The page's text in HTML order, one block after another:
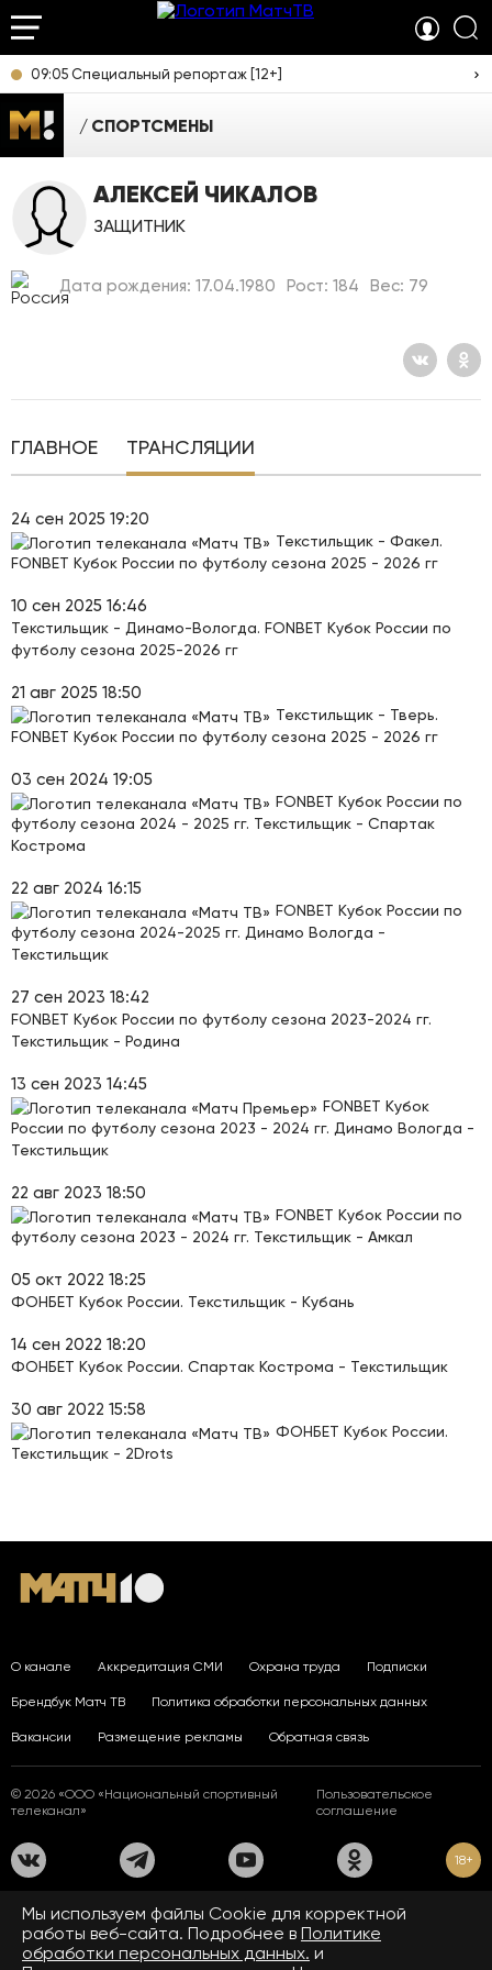
09:05 Специальный репортаж [12+]
СПОРТСМЕНЫ
АЛЕКСЕЙ ЧИКАЛОВ
ЗАЩИТНИК
Дата рождения: 17.04.1980 Рост: 184 Вес: 79
ГЛАВНОЕ ТРАНСЛЯЦИИ
24 сен 2025 19:20
Текстильщик - Факел.
FONBET Кубок России по футболу сезона 2025 - 2026 гг
10 сен 2025 16:46
Текстильщик - Динамо-Вологда. FONBET Кубок России по
футболу сезона 2025-2026 гг
21 авг 2025 18:50
Текстильщик - Тверь.
FONBET Кубок России по футболу сезона 2025 - 2026 гг
03 сен 2024 19:05
FONBET Кубок России по
футболу сезона 2024 - 2025 гг. Текстильщик - Спартак
Кострома
22 авг 2024 16:15
FONBET Кубок России по
футболу сезона 2024-2025 гг. Динамо Вологда -
Текстильщик
27 сен 2023 18:42
FONBET Кубок России по футболу сезона 2023-2024 гг.
Текстильщик - Родина
13 сен 2023 14:45
FONBET Кубок
России по футболу сезона 2023 - 2024 гг. Динамо Вологда -
Текстильщик
22 авг 2023 18:50
FONBET Кубок России по
футболу сезона 2023 - 2024 гг. Текстильщик - Амкал
05 окт 2022 18:25
ФОНБЕТ Кубок России. Текстильщик - Кубань
14 сен 2022 18:20
ФОНБЕТ Кубок России. Спартак Кострома - Текстильщик
30 авг 2022 15:58
ФОНБЕТ Кубок России.
Текстильщик - 2Drots
О канале Аккредитация СМИ Охрана труда Подписки
Брендбук Матч ТВ Политика обработки персональных данных
Вакансии Размещение рекламы Обратная связь
© 2026 «ООО «Национальный спортивный
телеканал»
Пользовательское
соглашение
18+
На сайте применяются рекомендательные технологии. Подробнее
Правилах применения рекомендательных технологий.
Средство массовой информации сетевое издание «www.matchtv.ru»
зарегистрировано Федеральной службой по надзору в сфере связи,
Мы используем файлы Сookie для корректной
работы веб-сайта. Подробнее в Политике
обработки персональных данных. и